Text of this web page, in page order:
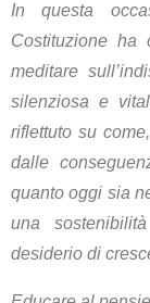
In questa
Costituzione ha
meditare
silenziosa e
riflettuto su
dalle
quanto oggi sia
una
desiderio di